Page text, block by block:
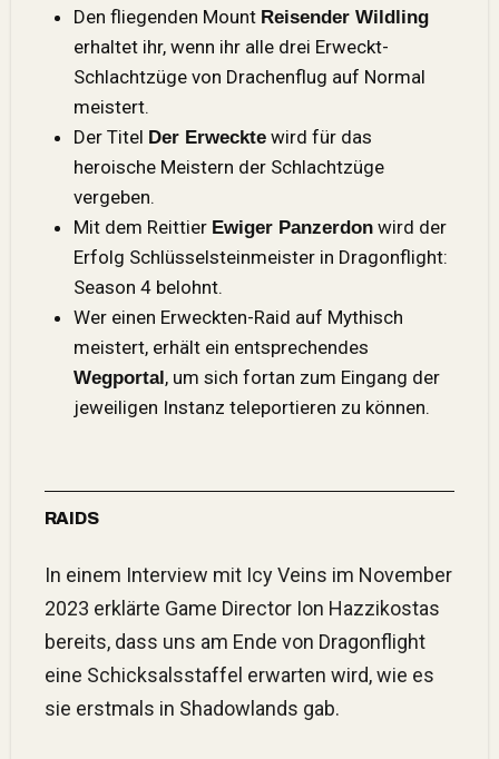
Den fliegenden Mount Reisender Wildling
erhaltet ihr, wenn ihr alle drei Erweckt-
Schlachtzüge von Drachenflug auf Normal
meistert.
Der Titel Der Erwecktewird für das
heroische Meistern der Schlachtzüge
vergeben.
Mit dem Reittier Ewiger Panzerdonwird der
Erfolg Schlüsselsteinmeister in Dragonflight:
Season 4 belohnt.
Wer einen Erweckten-Raid auf Mythisch
meistert, erhält ein entsprechendes
Wegportal , um sich fortan zum Eingang der
jeweiligen Instanz teleportieren zu können.
RAIDS
In einem Interview mit Icy Veins im November
2023 erklärte Game Director Ion Hazzikostas
bereits, dass uns am Ende von Dragonflight
eine Schicksalsstaffel erwarten wird, wie es
sie erstmals in Shadowlands gab.